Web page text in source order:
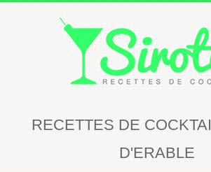
RECETTES DE
D'ERABLE